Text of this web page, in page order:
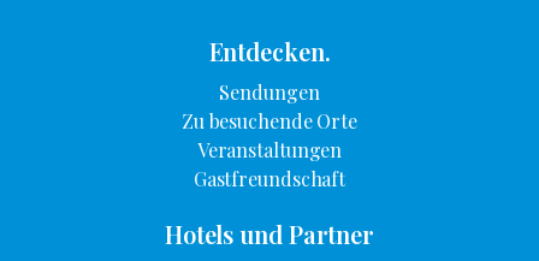
Entdecken.
Sendungen
Zu besuchende Orte
Veranstaltungen
Gastfreundschaft
Hotels und Partner